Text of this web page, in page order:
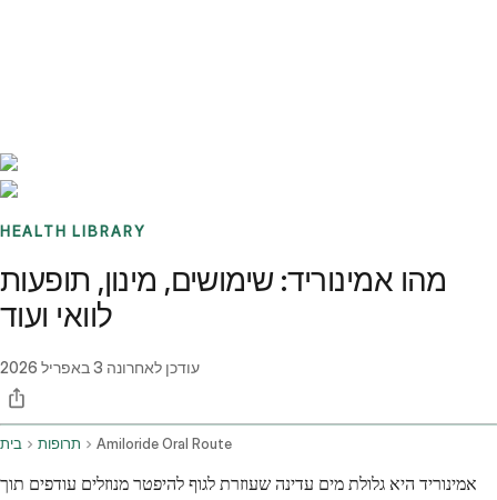
HEALTH LIBRARY
מהו אמינוריד: שימושים, מינון, תופעות
לוואי ועוד
עודכן לאחרונה 3 באפריל 2026
בית תרופות Amiloride Oral Route
אמינוריד היא גלולת מים עדינה שעוזרת לגוף להיפטר מנוזלים עודפים תוך